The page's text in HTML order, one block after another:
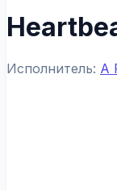
Исполнитель: A